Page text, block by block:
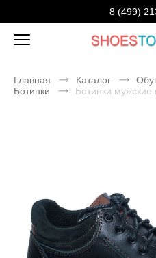
8 (499)
Главная Каталог
Ботинки
Ботинки